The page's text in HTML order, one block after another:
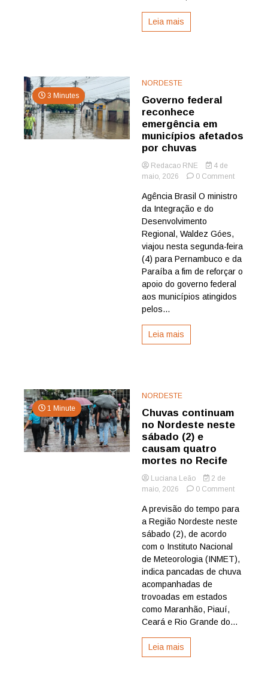
Leia mais
3 Minutes
NORDESTE
Governo federal
reconhece
emergência em
municípios afetados
por chuvas
Redacao RNE
4 de
maio, 2026
0 Commenton
federal
afetados
por
chuvas
Agência Brasil O ministro
da Integração e do
Desenvolvimento
Regional, Waldez Góes,
viajou nesta segunda-feira
(4) para Pernambuco e da
Paraíba a fim de reforçar o
apoio do governo federal
aos municípios atingidos
pelos...
Leia mais
1 Minute
NORDESTE
Chuvas continuam
no Nordeste neste
sábado (2) e
causam quatro
mortes no Recife
Luciana Leão
2 de
maio, 2026
0 Commenton
continuam
no
(2)
e
A previsão do tempo para
a Região Nordeste neste
sábado (2), de acordo
com o Instituto Nacional
de Meteorologia (INMET),
indica pancadas de chuva
acompanhadas de
trovoadas em estados
como Maranhão, Piauí,
Ceará e Rio Grande do...
Leia mais